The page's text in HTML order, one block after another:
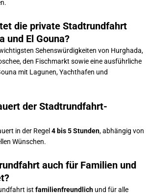
die private Stadtrundfahrt
und El Gouna?
Sehenswürdigkeiten von Hurghada,
den Fischmarkt sowie eine ausführliche
mit Lagunen, Yachthafen und
der Stadtrundfahrt-
in der Regel 4 bis 5 Stunden, abhängig von
Wünschen.
auch für Familien und
ist familienfreundlich und für alle